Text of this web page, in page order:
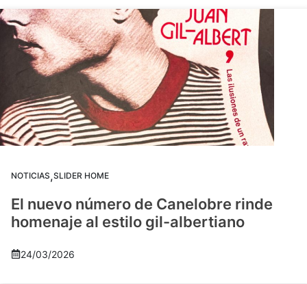
NOTICIAS,SLIDER HOME
El nuevo número de Canelobre rinde
homenaje al estilo gil-albertiano
24/03/2026